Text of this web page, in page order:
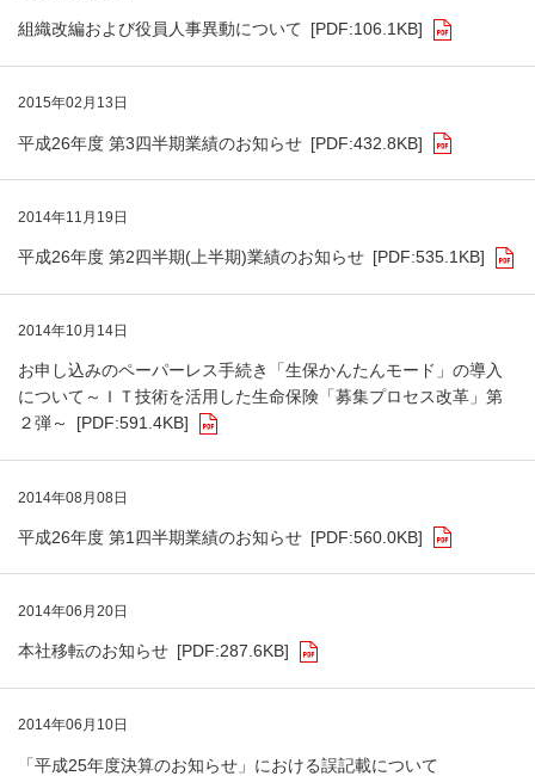
組織改編および役員人事異動について [PDF:106.1KB]
2015年02月13日
平成26年度 第3四半期業績のお知らせ [PDF:432.8KB]
2014年11月19日
平成26年度 第2四半期(上半期)業績のお知らせ [PDF:535.1KB]
2014年10月14日
お申し込みのペーパーレス手続き「生保かんたんモード」の導入
について～ＩＴ技術を活用した生命保険「募集プロセス改革」第
２弾～
[PDF:591.4KB]
2014年08月08日
平成26年度 第1四半期業績のお知らせ [PDF:560.0KB]
2014年06月20日
本社移転のお知らせ [PDF:287.6KB]
2014年06月10日
「平成25年度決算のお知らせ」における誤記載について